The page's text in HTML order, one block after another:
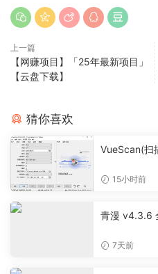
上一篇
【网赚项目】「25年最新项目」
【云盘下载】
猜你喜欢
VueScan(扫
15小时前
青漫 v4.3.6
7天前